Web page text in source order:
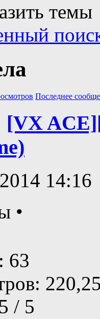
темы
Последнее
[VX
14:16
•
63
/ 5